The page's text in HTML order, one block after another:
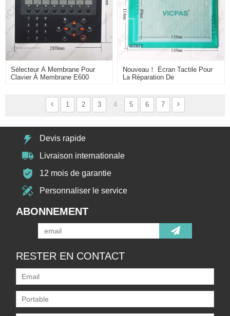
Sélecteur À Membrane Pour
Clavier À Membrane E600
Nouveau！ Écran Tactile Pour
La Réparation De
Panneau Tactile NS5-MQ00B-
V2
1 2 3 4 5 6 7
Devis rapide
Livraison internationale
12 mois de garantie
Personnaliser le service
ABONNEMENT
RESTER EN CONTACT